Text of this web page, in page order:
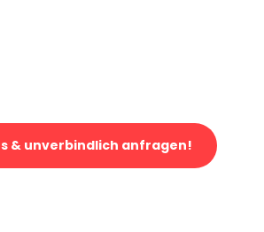
& unverbindlich anfragen!